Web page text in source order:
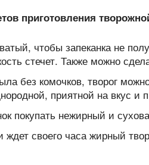
приготовления
чтобы запеканка не
стечет. Также можно
без комочков, творог
приятной на вкус и
покупать нежирный и
своего часа жирный